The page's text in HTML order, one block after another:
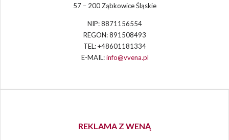
57 – 200 Ząbkowice Śląskie
NIP: 8871156554
REGON: 891508493
TEL: +48601181334
E-MAIL:info@vvena.pl
REKLAMA Z WENĄ